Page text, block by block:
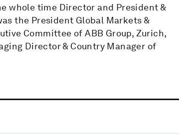
whole time Director and President &
the President Global Markets &
Committee of ABB Group, Zurich,
Director & Country Manager of